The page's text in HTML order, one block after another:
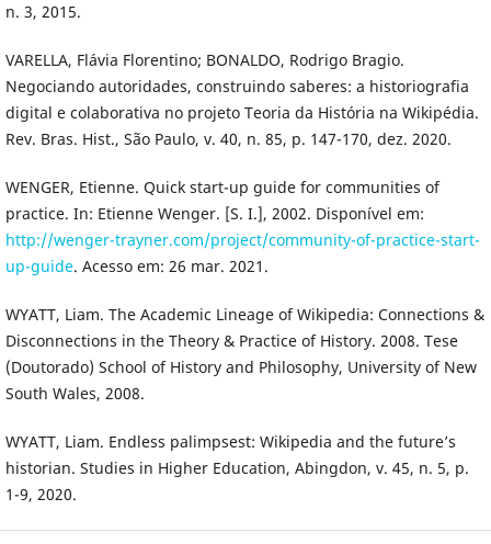
n. 3, 2015.
VARELLA, Flávia Florentino; BONALDO, Rodrigo Bragio.
Negociando autoridades, construindo saberes: a historiografia
digital e colaborativa no projeto Teoria da História na Wikipédia.
Rev. Bras. Hist., São Paulo, v. 40, n. 85, p. 147-170, dez. 2020.
WENGER, Etienne. Quick start-up guide for communities of
practice. In: Etienne Wenger. [S. I.], 2002. Disponível em:
http://wenger-trayner.com/project/community-of-practice-start-
up-guide. Acesso em: 26 mar. 2021.
WYATT, Liam. The Academic Lineage of Wikipedia: Connections &
Disconnections in the Theory & Practice of History. 2008. Tese
(Doutorado) School of History and Philosophy, University of New
South Wales, 2008.
WYATT, Liam. Endless palimpsest: Wikipedia and the future’s
historian. Studies in Higher Education, Abingdon, v. 45, n. 5, p.
1-9, 2020.